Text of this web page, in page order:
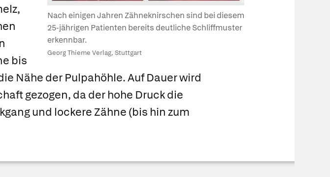
Nach einigen Jahren Zähneknirschen sind bei diesem
25-jährigen Patienten bereits deutliche Schliffmuster
erkennbar.
Georg Thieme Verlag, Stuttgart
bis
Nähe der Pulpahöhle. Auf Dauer wird
gezogen, da der hohe Druck die
und lockere Zähne (bis hin zum